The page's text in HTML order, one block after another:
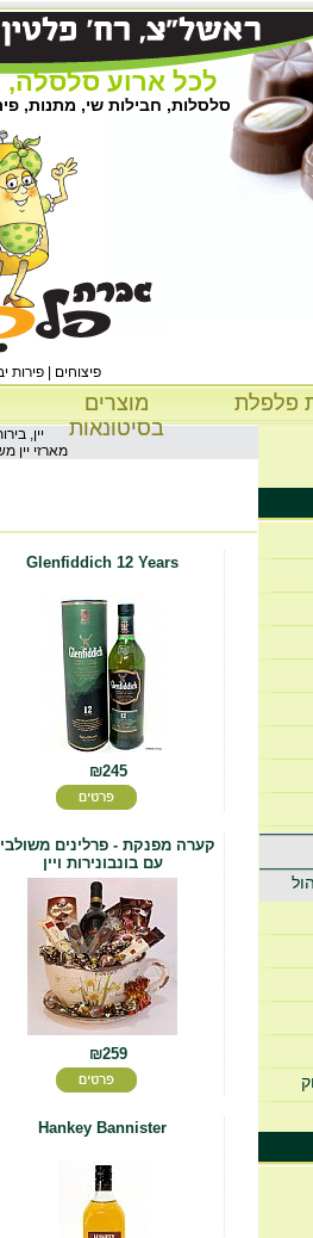
לכל ארוע
סלסלות, חבילות שי, מתנות,
פיצוחים | פירות
פלפלת
מוצרים
בסיטונאות
יין,
מארזי יין
Glenfiddich 12 Years
₪245
קערה מפנקת - פרלינים
עם בונבונירות ויין
₪259
Hankey Bannister